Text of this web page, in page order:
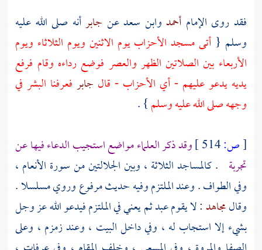
فقد روى الإمام أحمد وابن سعدعن جابرأنه صلى الله عليه
وسلم { أتى مسجد الأحزاب يوم الاثنين ويوم الثلاثاء ويوم
الأربعاء بين الصلاتين الظهر والعصر فوضع رداءه وقام فرفع
يديه يدعو عليهم - أي الأحزاب - قال جابر فعرفنا البشر في
وجهه صلى الله عليه وسلم} .
[ص:
وقد ذكر العلماء مواضع استجيب الدعاء فيها عن
تجربة . كالمساجد الثلاثة ، وبين الجلالتين من سورة الأنعام ،
وفي الطواف . وعندالملتزموفيه حديث مرفوع وروي مسلسلا .
وقالمجاهد: لا يقوم عبد ثم يعني فيالملتزمفيدعو الله عز وجل
بشيء إلا استجاب له ، وفي داخل البيت ، وعندزمزم ، وعلى